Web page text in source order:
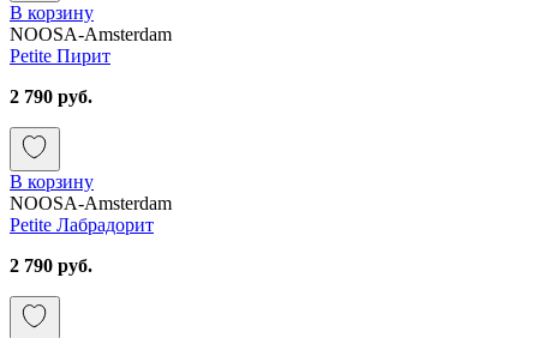
В корзину
NOOSA-Amsterdam
Petite Пирит
2 790 руб.
В корзину
NOOSA-Amsterdam
Petite Лабрадорит
2 790 руб.